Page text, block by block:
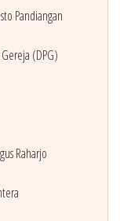
Pandiangan
(DPG)
Raharjo